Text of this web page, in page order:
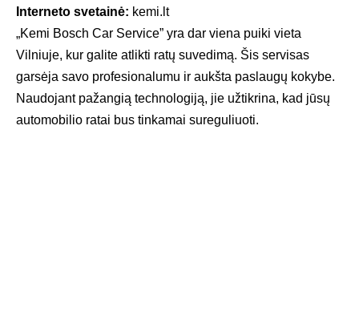
Interneto svetainė: kemi.lt
„Kemi Bosch Car Service” yra dar viena puiki vieta
Vilniuje, kur galite atlikti ratų suvedimą. Šis servisas
garsėja savo profesionalumu ir aukšta paslaugų kokybe.
Naudojant pažangią technologiją, jie užtikrina, kad jūsų
automobilio ratai bus tinkamai sureguliuoti.